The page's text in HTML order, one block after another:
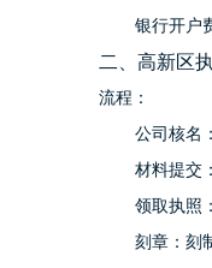
银行开户
二、高新区
流程：
公司核名
材料提交
领取执照
刻章：刻